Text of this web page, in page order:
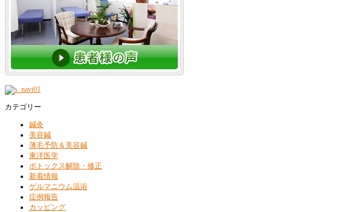
カテゴリー
鍼灸
美容鍼
薄毛予防＆美容鍼
東洋医学
ボトックス解除・修正
新着情報
ゲルマニウム温浴
症例報告
カッピング